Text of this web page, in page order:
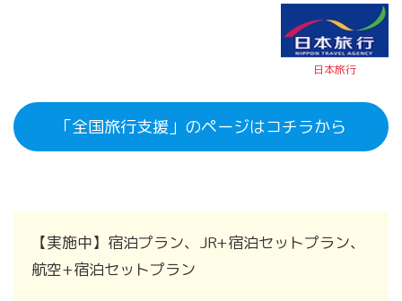
日本旅行
「全国旅行支援」のページはコチラから
【実施中】宿泊プラン、JR+宿泊セットプラン、
航空+宿泊セットプラン